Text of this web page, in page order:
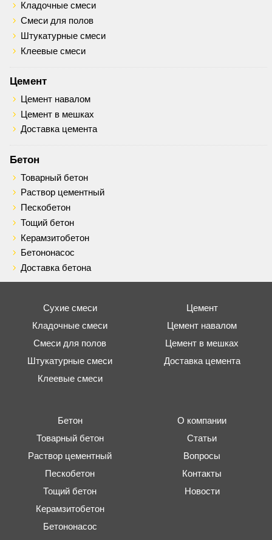
Кладочные смеси
Смеси для полов
Штукатурные смеси
Клеевые смеси
Цемент
Цемент навалом
Цемент в мешках
Доставка цемента
Бетон
Товарный бетон
Раствор цементный
Пескобетон
Тощий бетон
Керамзитобетон
Бетононасос
Доставка бетона
Сухие смеси
Кладочные смеси
Смеси для полов
Штукатурные смеси
Клеевые смеси
Цемент
Цемент навалом
Цемент в мешках
Доставка цемента
Бетон
Товарный бетон
Раствор цементный
Пескобетон
Тощий бетон
Керамзитобетон
Бетононасос
О компании
Статьи
Вопросы
Контакты
Новости